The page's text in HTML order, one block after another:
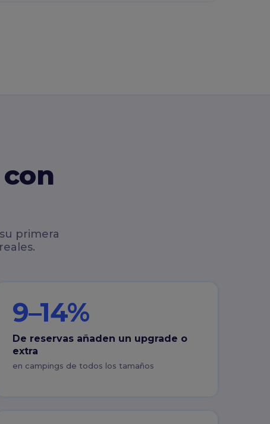
primera
9–14%
De reservas añaden un upgrade o
extra
en campings de todos los tamaños